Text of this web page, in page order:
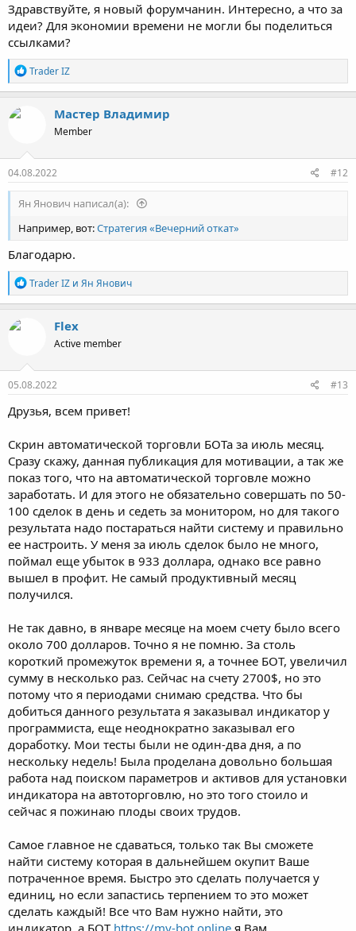
Здравствуйте, я новый форумчанин. Интересно, а что за
идеи? Для экономии времени не могли бы поделиться
ссылками?
Р
е
а
:
Trader IZ
Мастер Владимир
Member
04.08.2022 #12
Ян Янович написал(а):
Например, вот:Стратегия «Вечерний откат»
Благодарю.
Р
е
а
:
Trader IZ и Ян Янович
Flex
Active member
05.08.2022 #13
Друзья, всем привет!
Скрин автоматической торговли БОТа за июль месяц.
Сразу скажу, данная публикация для мотивации, а так же
показ того, что на автоматической торговле можно
заработать. И для этого не обязательно совершать по 50-
100 сделок в день и седеть за монитором, но для такого
результата надо постараться найти систему и правильно
ее настроить. У меня за июль сделок было не много,
поймал еще убыток в 933 доллара, однако все равно
вышел в профит. Не самый продуктивный месяц
получился.
Не так давно, в январе месяце на моем счету было всего
около 700 долларов. Точно я не помню. За столь
короткий промежуток времени я, а точнее БОТ, увеличил
сумму в несколько раз. Сейчас на счету 2700$, но это
потому что я периодами снимаю средства. Что бы
добиться данного результата я заказывал индикатор у
программиста, еще неоднократно заказывал его
доработку. Мои тесты были не один-два дня, а по
нескольку недель! Была проделана довольно большая
работа над поиском параметров и активов для установки
индикатора на автоторговлю, но это того стоило и
сейчас я пожинаю плоды своих трудов.
Самое главное не сдаваться, только так Вы сможете
найти систему которая в дальнейшем окупит Ваше
потраченное время. Быстро это сделать получается у
единиц, но если запастись терпением то это может
сделать каждый! Все что Вам нужно найти, это
индикатор, а БОТ https://my-bot.online я Вам